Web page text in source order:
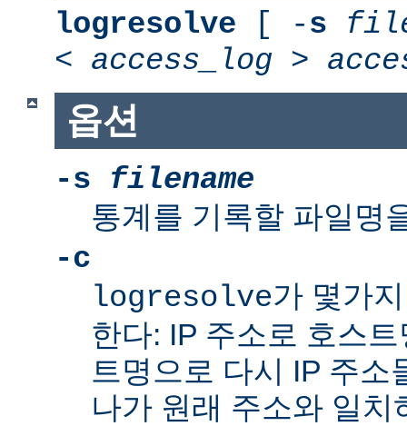
logresolve [ -s
< access_log >
옵션
-s filename
통계를 기록할 파일명
-c
logresolve가 몇가
한다: IP 주소로 호스
트명으로 다시 IP 주소
나가 원래 주소와 일치